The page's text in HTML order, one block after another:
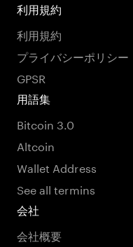
利用規約
利用規約
プライバシーポリシー
GPSR
用語集
Bitcoin 3.0
Altcoin
Wallet Address
See all termins
会社
会社概要